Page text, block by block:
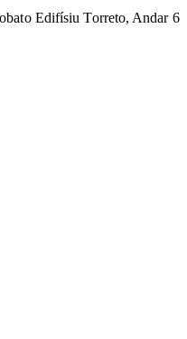
Edifísiu Torreto, Andar 6